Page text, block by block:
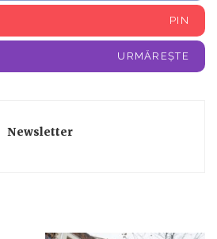
PIN
URMĂREȘTE
Newsletter